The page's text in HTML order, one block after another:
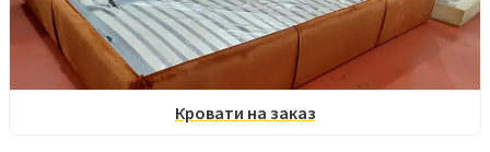
Кровати на заказ